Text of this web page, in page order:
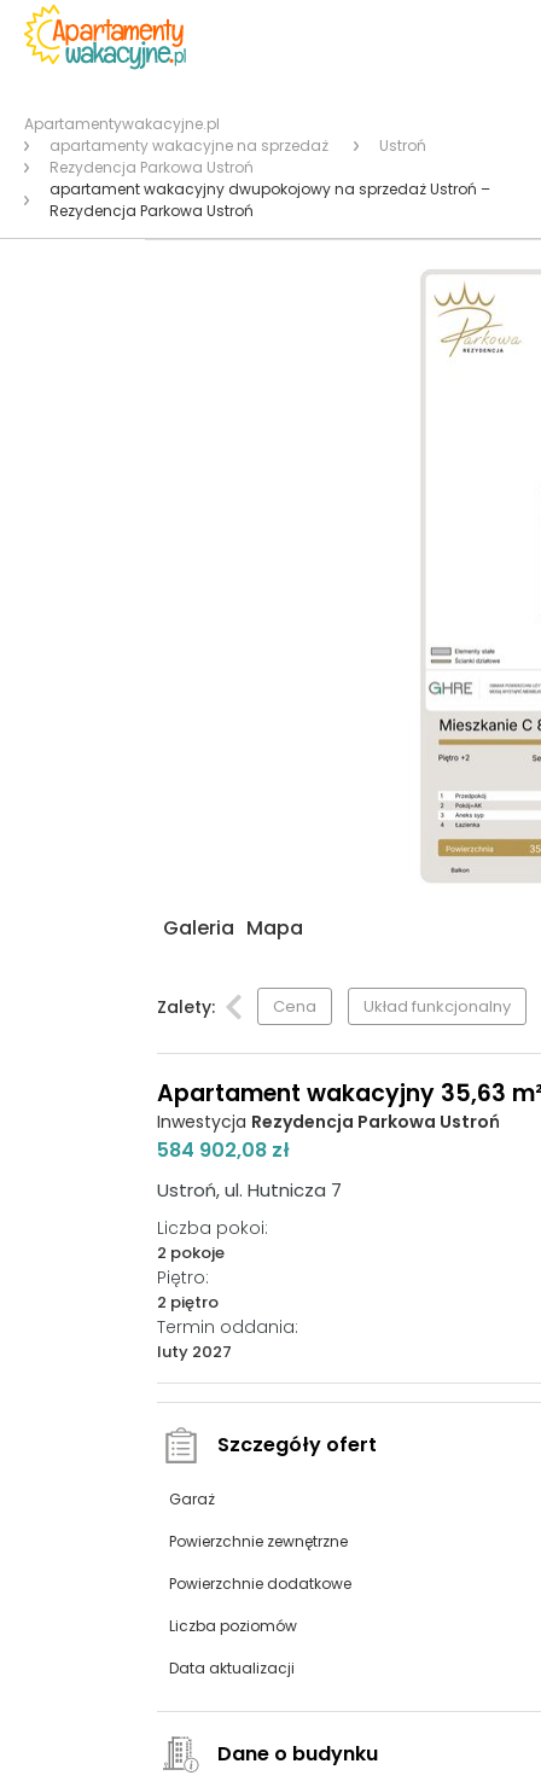
Apartamentywakacyjne.pl
apartamenty wakacyjne na sprzedaż
Ustroń
Rezydencja Parkowa Ustroń
apartament wakacyjny dwupokojowy na sprzedaż Ustroń –
Rezydencja Parkowa Ustroń
Galeria Mapa
Zalety: Cena Układ funkcjonalny
Apartament wakacyjny 35,63
Inwestycja Rezydencja Parkowa Ustroń
584 902,08 zł
Ustroń, ul. Hutnicza 7
Liczba pokoi:
2 pokoje
Piętro:
2 piętro
Termin oddania:
luty 2027
Szczegóły ofert
Garaż
Powierzchnie zewnętrzne
Powierzchnie dodatkowe
Liczba poziomów
Data aktualizacji
Dane o budynku